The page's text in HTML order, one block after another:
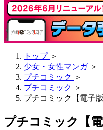
トップ ＞
少女・女性マンガ ＞
プチコミック ＞
プチコミック ＞
プチコミック【電子
プチコミック【電